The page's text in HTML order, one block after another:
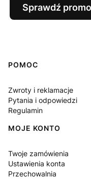
Sprawdź
Linki w stopce
POMOC
Zwroty i reklamacje
Pytania i odpowiedzi
Regulamin
MOJE KONTO
Twoje zamówienia
Ustawienia konta
Przechowalnia